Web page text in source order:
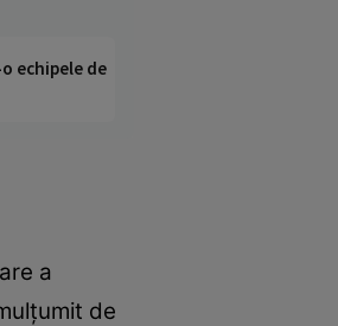
echipele de
a
de